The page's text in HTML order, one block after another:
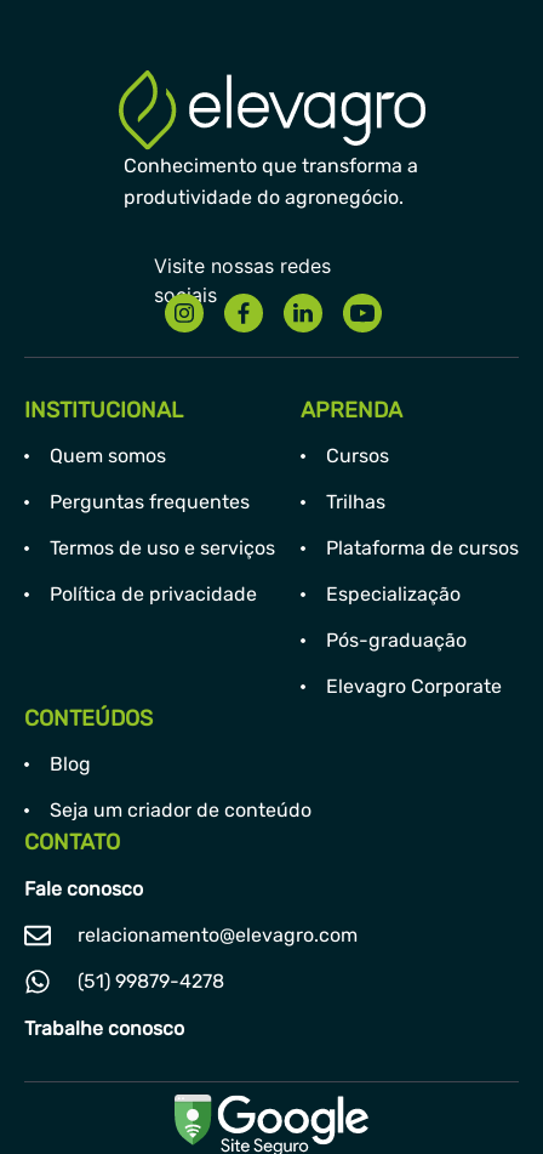
Conhecimento que transforma a
produtividade do agronegócio.
INSTITUCIONAL
Quem somos
Perguntas frequentes
Termos de uso e serviços
Política de privacidade
APRENDA
Cursos
Trilhas
Plataforma de cursos
Especialização
Pós-graduação
Elevagro Corporate
CONTEÚDOS
Blog
Seja um criador de conteúdo
CONTATO
Fale conosco
relacionamento@elevagro.com
(51) 99879-4278
Trabalhe conosco